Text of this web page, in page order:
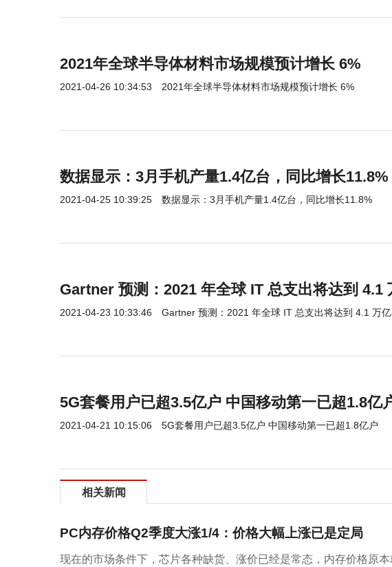
2021年全球半导体材料市场规模预计增长 6%
2021-04-26 10:34:53 2021年全球半导体材料市场规模预计增长 6%
数据显示：3月手机产量1.4亿台，同比增长11.8%
2021-04-25 10:39:25 数据显示：3月手机产量1.4亿台，同比增长11.8%
Gartner 预测：2021 年全球 IT 总支出将达到 4.1
2021-04-23 10:33:46 Gartner 预测：2021 年全球 IT 总支出将达到 4.1 万
5G套餐用户已超3.5亿户 中国移动第一已超1.8亿
2021-04-21 10:15:06 5G套餐用户已超3.5亿户 中国移动第一已超1.8亿户
相关新闻
PC内存价格Q2季度大涨1/4：价格大幅上涨已是定局
现在的市场条件下，芯片各种缺货、涨价已经是常态，内存价格原